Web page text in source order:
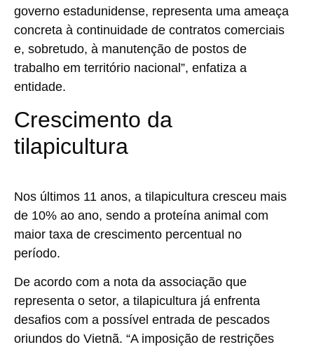
governo estadunidense, representa uma ameaça
concreta à continuidade de contratos comerciais
e, sobretudo, à manutenção de postos de
trabalho em território nacional”, enfatiza a
entidade.
Crescimento da
tilapicultura
Nos últimos 11 anos, a tilapicultura cresceu mais
de 10% ao ano, sendo a proteína animal com
maior taxa de crescimento percentual no
período.
De acordo com a nota da associação que
representa o setor, a tilapicultura já enfrenta
desafios com a possível entrada de pescados
oriundos do Vietnã. “A imposição de restrições